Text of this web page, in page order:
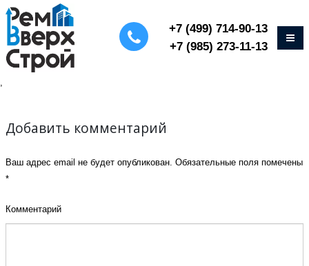
+7 (499) 714-90-13
+7 (985) 273-11-13
,
Добавить комментарий
Ваш адрес email не будет опубликован. Обязательные поля помечены
*
Комментарий